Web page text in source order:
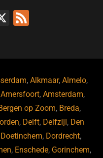
X
,Alkmaar,Almelo,
Amersfoort,Amsterdam,
op Zoom, Breda,
, Delft, Delfzijl, Den
Doetinchem, Dordrecht,
, Enschede, Gorinchem,